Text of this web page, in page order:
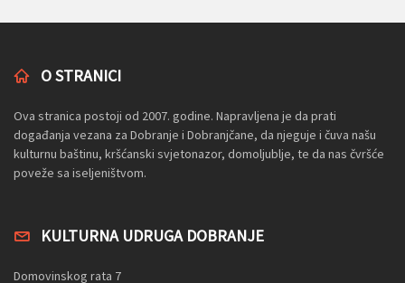
O STRANICI
Ova stranica postoji od 2007. godine. Napravljena je da prati
događanja vezana za Dobranje i Dobranjčane, da njeguje i čuva našu
kulturnu baštinu, kršćanski svjetonazor, domoljublje, te da nas čvršće
poveže sa iseljeništvom.
KULTURNA UDRUGA DOBRANJE
Domovinskog rata 7